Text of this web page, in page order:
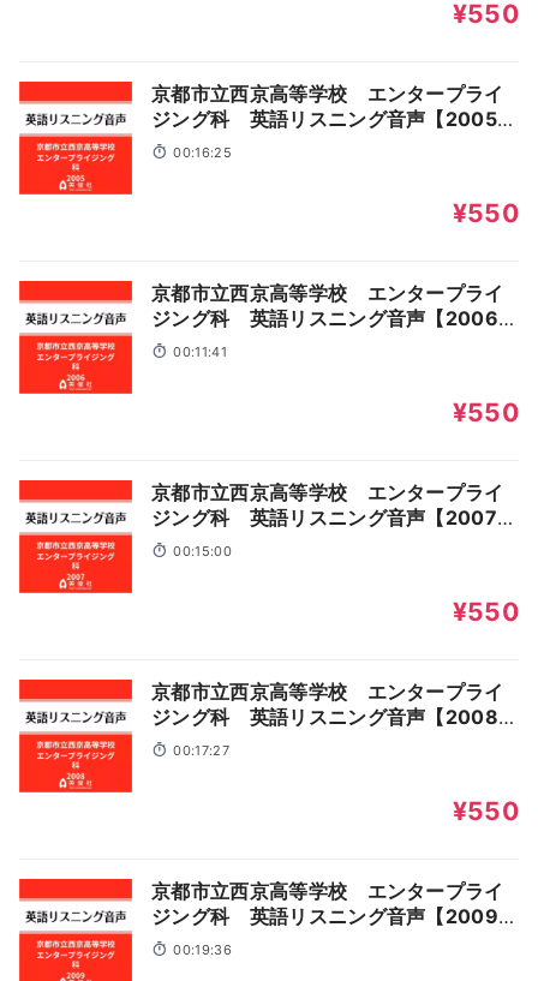
¥550
京都市立西京高等学校 エンタープライ
ジング科 英語リスニング音声【2005年
入試問題】
00:16:25
¥550
京都市立西京高等学校 エンタープライ
ジング科 英語リスニング音声【2006年
入試問題】
00:11:41
¥550
京都市立西京高等学校 エンタープライ
ジング科 英語リスニング音声【2007年
入試問題】
00:15:00
¥550
京都市立西京高等学校 エンタープライ
ジング科 英語リスニング音声【2008年
入試問題】
00:17:27
¥550
京都市立西京高等学校 エンタープライ
ジング科 英語リスニング音声【2009年
入試問題】
00:19:36